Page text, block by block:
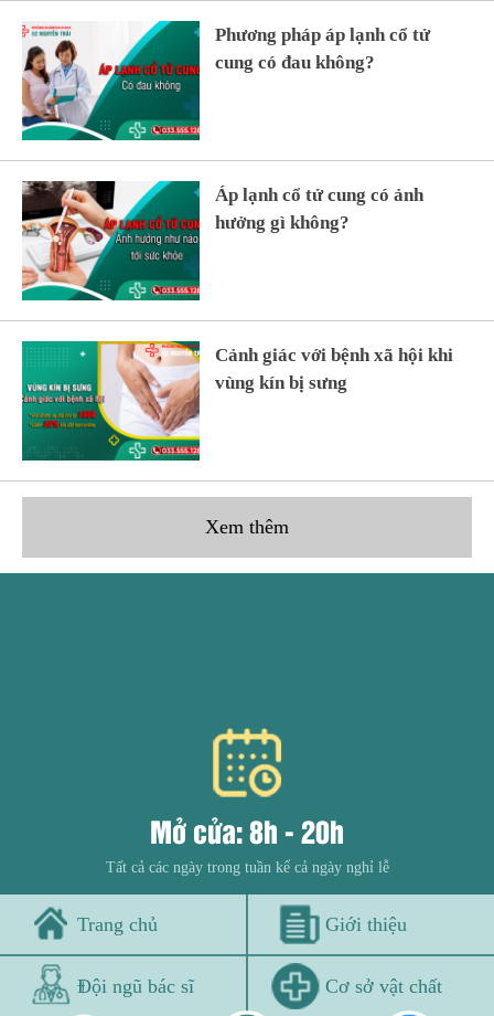
Phương pháp áp lạnh cổ tử
cung có đau không?
Áp lạnh cổ tử cung có ảnh
hưởng gì không?
Cảnh giác với bệnh xã hội khi
vùng kín bị sưng
Xem thêm
Mở cửa: 8h - 20h
Tất cả các ngày trong tuần kể cả ngày nghỉ lễ
Trang chủ Giới thiệu
Đội ngũ bác sĩ Cơ sở vật chất